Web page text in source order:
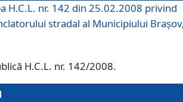
H.C.L. nr. 142 din 25.02.2008 privind
stradal al Municipiului
H.C.L. nr. 142/2008.